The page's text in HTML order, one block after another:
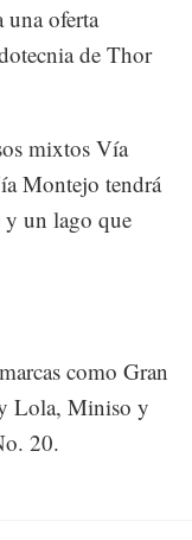
una oferta
de Thor
mixtos Vía
Montejo tendrá
y un lago que
como Gran
Lola, Miniso y
20.